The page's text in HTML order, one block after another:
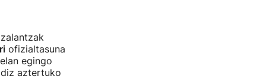
ofizialtasuna
egingo
aztertuko